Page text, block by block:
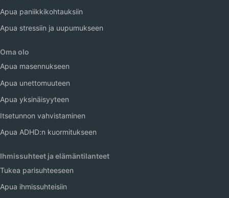
Apua paniikkikohtauksiin
Apua stressiin ja uupumukseen
Oma olo
Apua masennukseen
Apua unettomuuteen
Apua yksinäisyyteen
Itsetunnon vahvistaminen
Apua ADHD:n kuormitukseen
Ihmissuhteet ja elämäntilanteet
Tukea parisuhteeseen
Apua ihmissuhteisiin